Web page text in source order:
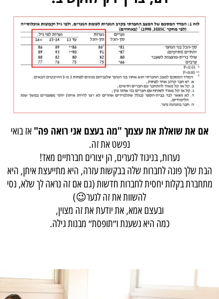
אם את שואלת את עצמך "מה בעצם אני רואה פה" אז בואי
נפשט את זה.
נערות, בניגוד לנערים, הן יצורים חברתיים מאד!
הבת שלך פונה לחברות שלה בבקשות עזרה, היא מתייעצת איתן, היא
מתחברת בקלות יחסית לחברות חדשות (גם אם זה נראה לך שלא, נסי
להשוות את זה לנער😉)
ובעצם אמא, את יודעת את זה מצוין,
כמה היא נשענת ו״תופסת״ מבנות גילה.